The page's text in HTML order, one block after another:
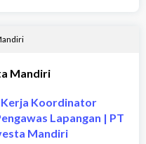
Mandiri
Koordinator
Lapangan | PT
Mandiri